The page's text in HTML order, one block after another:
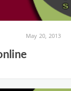
May 20, 2013